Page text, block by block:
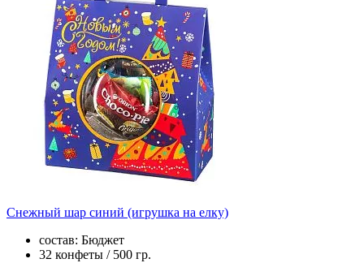
Снежный шар синий (игрушка на елку)
состав: Бюджет
32 конфеты / 500 гр.